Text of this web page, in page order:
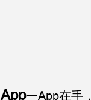
一App在手，